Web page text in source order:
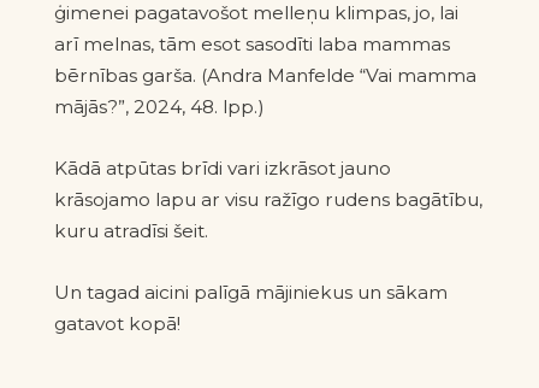
ģimenei pagatavošot melleņu klimpas, jo, lai
arī melnas, tām esot sasodīti laba mammas
bērnības garša. (Andra Manfelde “Vai mamma
mājās?”, 2024, 48. lpp.)
Kādā atpūtas brīdi vari izkrāsot jauno
krāsojamo lapu ar visu ražīgo rudens bagātību,
kuru atradīsi šeit.
Un tagad aicini palīgā mājiniekus un sākam
gatavot kopā!